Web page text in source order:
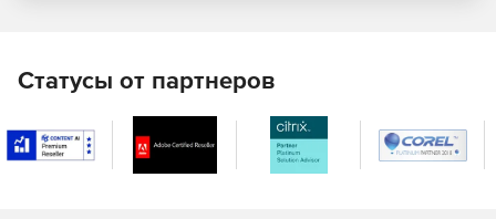
JaCarta WebPass предсталяет собой USB-токен с «OTP
на борту» для двухфакторной аутентификации
пользователей при доступе к защищенным
информационным ресурсам с использованием
Статусы от партнеров